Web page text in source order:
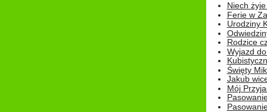
Niech
Ferie w
Urodziny
Rodzice
Wyjazd
Święty
Jakub
Mój